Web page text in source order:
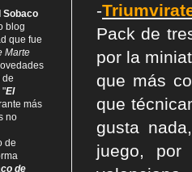
-
Pack de
por la
que más
que
gusta
juego,
Sobaco
blog
que fue
Marte
de
"El
más
no
de
de